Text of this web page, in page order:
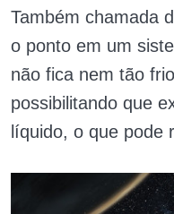
Também chamada
o ponto em um
não fica nem tão
possibilitando que
líquido, o que pode